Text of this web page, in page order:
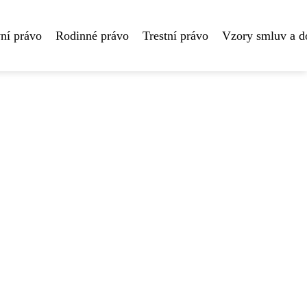
právo Rodinné právo Trestní právo Vzory smluv a